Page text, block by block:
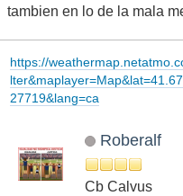
tambien en lo de la mala
https://
27719&lang=ca
Roberalf
Cb Calvus